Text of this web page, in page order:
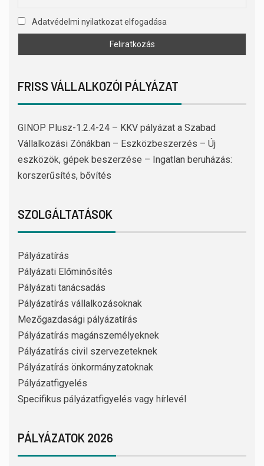
Adatvédelmi nyilatkozat elfogadása
FRISS VÁLLALKOZÓI PÁLYÁZAT
GINOP Plusz-1.2.4-24 – KKV pályázat a Szabad
Vállalkozási Zónákban – Eszközbeszerzés – Új
eszközök, gépek beszerzése – Ingatlan beruházás:
korszerűsítés, bővítés
SZOLGÁLTATÁSOK
Pályázatírás
Pályázati Előminősítés
Pályázati tanácsadás
Pályázatírás vállalkozásoknak
Mezőgazdasági pályázatírás
Pályázatírás magánszemélyeknek
Pályázatírás civil szervezeteknek
Pályázatírás önkormányzatoknak
Pályázatfigyelés
Specifikus pályázatfigyelés vagy hírlevél
PÁLYÁZATOK 2026